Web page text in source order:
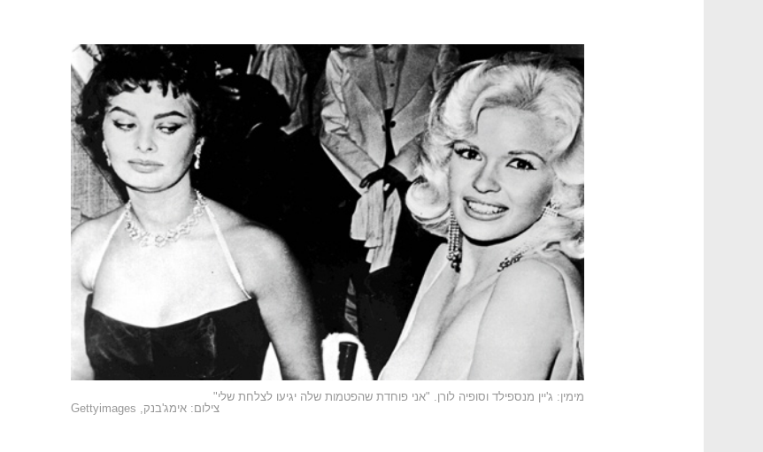
מימין: ג'יין מנספילד וסופיה לורן. "אני פוחדת שהפטמות שלה יגיעו לצלחת שלי"
צילום: אימג'בנק, Gettyimages